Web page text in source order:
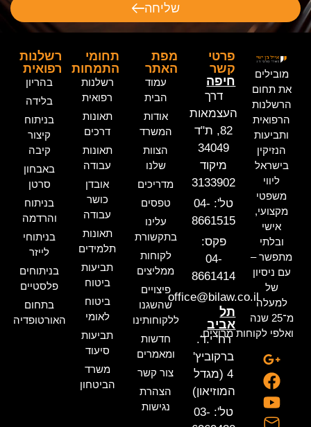
שליחה
מובילים
את תחום
הרשלנות
הרפואית
ותביעות
הנזיקין
בישראל
ליווי
משפטי
מקצועי,
אישי
ובלתי
מתפשר –
עם ניסיון
של
למעלה
מ־25 שנה
ואלפי לקוחות מרוצים.
מפת
האתר
עמוד
הבית
אודות
המשרד
הצוות
שלנו
מדריכים
טפסים
עלינו
בתקשורת
לקוחות
ממליצים
פיצויים
שהשגנו
ללקוחותינו
חדשות
ומאמרים
צור קשר
הצהרת
נגישות
תחומי
התמחות
רשלנות
רפואית
תאונות
דרכים
תאונות
עבודה
אובדן
כושר
עבודה
תאונות
תלמידים
תביעות
ביטוח
ביטוח
לאומי
תביעות
סיעוד
משרד
הביטחון
רשלנות
רפואית
בהריון
בלידה
בניתוח
קיצור
קיבה
באבחון
סרטן
בניתוח
והרדמה
בניתוחי
לייזר
בניתוחים
פלסטיים
בתחום
האורטופדיה
פרטי
קשר
חיפה
דרך
העצמאות
82, ת"ד
34049
מיקוד
3133902
טל': 04-
8661515
פקס:
04-
8661414
office@bilaw.co.il
תל
אביב
רח' י.ד.
ברקוביץ'
4 (מגדל
המוזיאון)
טל': 03-